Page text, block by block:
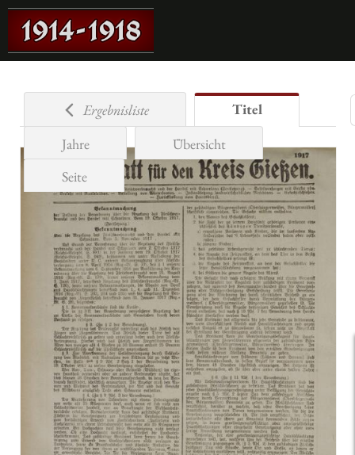
Ergebnisliste
Titel
Jahre
Übersicht
Seite